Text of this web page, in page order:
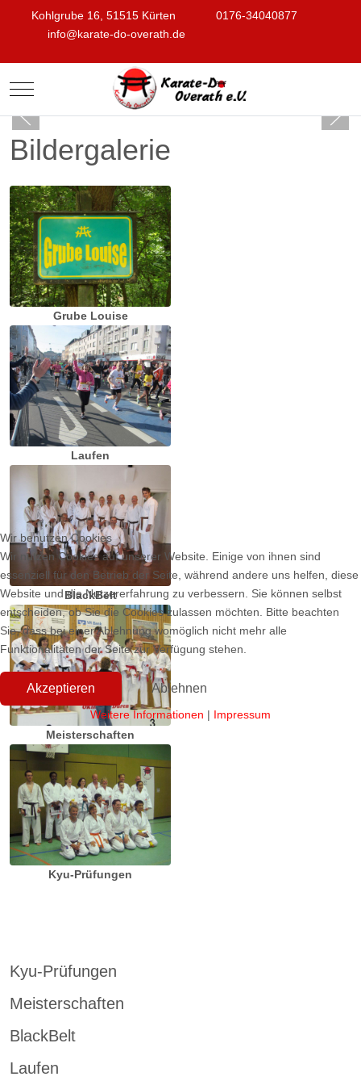
Kohlgrube 16, 51515 Kürten
0176-34040877
info@karate-do-overath.de
Mobile Menu Toggle
Bildergalerie
Grube Louise
Laufen
BlackBelt
Meisterschaften
Kyu-Prüfungen
Kyu-Prüfungen
Meisterschaften
BlackBelt
Laufen
Wir benutzen Cookies
Wir nutzen Cookies auf unserer Website. Einige von ihnen sind
essenziell für den Betrieb der Seite, während andere uns helfen, diese
Website und die Nutzererfahrung zu verbessern. Sie können selbst
entscheiden, ob Sie die Cookies zulassen möchten. Bitte beachten
Sie, dass bei einer Ablehnung womöglich nicht mehr alle
Funktionalitäten der Seite zur Verfügung stehen.
Akzeptieren Ablehnen
Weitere Informationen | Impressum